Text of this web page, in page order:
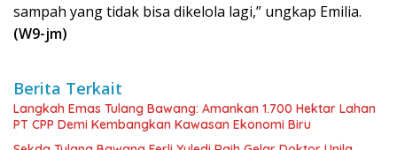
sampah yang tidak bisa dikelola lagi,” ungkap Emilia.
(W9-jm)
Berita Terkait
Langkah Emas Tulang Bawang: Amankan 1.700 Hektar Lahan
PT CPP Demi Kembangkan Kawasan Ekonomi Biru